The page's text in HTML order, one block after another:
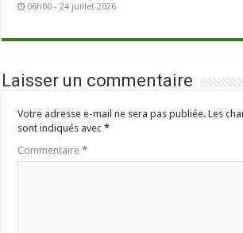
06h00 - 24 juillet 2026
Laisser un commentaire
Votre adresse e-mail ne sera pas publiée. Les
sont indiqués avec*
Commentaire*